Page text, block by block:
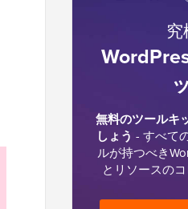
無料のツールキ
しょう - すべて
ルが持つべき
とリソースの